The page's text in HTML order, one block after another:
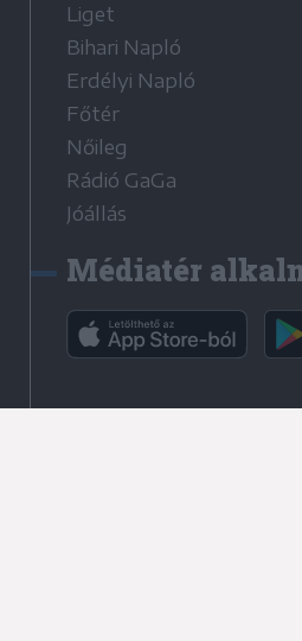
Liget
Bihari Napló
Erdélyi Napló
Főtér
Nőileg
Rádió GaGa
Jóállás
Médiatér